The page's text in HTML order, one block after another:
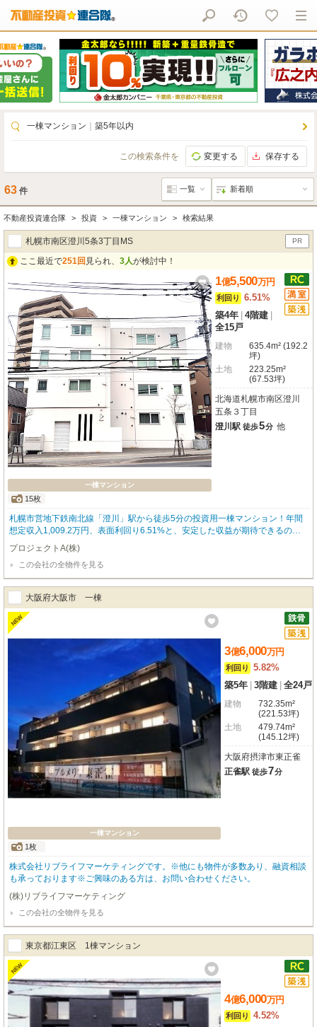
一棟マンション 築5年以内
この検索条件を 変更する 保存する
63 件
不動産投資連合隊 投資 一棟マンション 検索結果
PR
札幌市南区澄川5条3丁目MS
ここ最近で251回 見られ、 3人が検討中！
一棟マンション
15枚
1億5,500万円
利回り
6.51%
築4年 4階建
全15戸
建物
635.4m² (192.2
坪)
土地
223.25m²
(67.53坪)
北海道札幌市南区澄川
五条３丁目
澄川駅 徒歩5分 他
札幌市営地下鉄南北線「澄川」駅から徒歩5分の投資用一棟マンション！年間
想定収入1,009.2万円、表面利回り6.51%と、安定した収益が期待できるのが
大きな魅力です。入居者様の快適な暮らしをサポートする設備も充実。徒歩圏
内にはコンビニ、保育園、銀行、図書館などが揃い、日々の生活を豊かにする
利便性も兼ね備えています。※本物件は現状有姿での引渡しのため、契約不適
合責任は免責となります。※ガス貸与契約の継承が必須です。※インターネッ
トサービス利用料の所有者負担あり。※賃料等の収入や利回りは、将来にわた
り、確実に得られることを保証するものではありません。※賃料等は、賃貸中
のものについては現在の賃料で、新築および空室または一部空きありのものに
ついては、周辺の賃料相場に基づき、満室になった場合を想定して表示してい
ます。※利回りは、現況または満室想定時の賃料等の収入に基づく単純利回り
（賃料等の年間合計金額÷購入価格×100）で、公租公課や維持管理費等の必要
経費は控除されていません。ご不明点やご質問などありましたら担当者（東：
090-9755-9898）までご連絡くださいませ。
プロジェクトA(株)
この会社の全物件を見る
大阪府大阪市 一棟
NEW
一棟マンション
1枚
3億6,000万円
利回り
5.82%
築5年 3階建 全24戸
建物
732.35m²
(221.53坪)
土地
479.74m²
(145.12坪)
大阪府摂津市東正雀
正雀駅 徒歩7分
株式会社リブライフマーケティングです。※他にも物件が多数あり、融資相談
も承っております※ご興味のある方は、お問い合わせください。
(株)リブライフマーケティング
この会社の全物件を見る
東京都江東区 1棟マンション
NEW
4億6,000万円
利回り
4.52%